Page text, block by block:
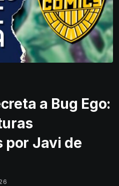
a Bug Ego:
por Javi de